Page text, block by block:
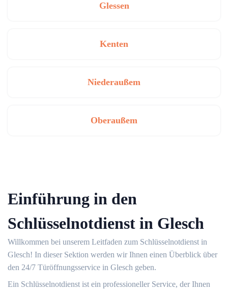
Glessen
Kenten
Niederaußem
Oberaußem
Einführung in den
Schlüsselnotdienst in Glesch
Willkommen bei unserem Leitfaden zum Schlüsselnotdienst in
Glesch!​ In dieser Sektion werden wir Ihnen einen Überblick über
den 24/7 Türöffnungsservice in Glesch geben.​
Ein Schlüsselnotdienst ist ein professioneller Service, der Ihnen